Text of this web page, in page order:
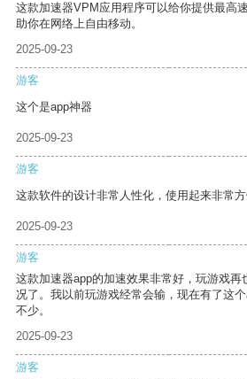
这款加速器VPM应用程序可以给你提供最高
助你在网络上自由移动。
2025-09-23
游客
这个是app神器
2025-09-23
游客
这款软件的设计非常人性化，使用起来非常方
2025-09-23
游客
这款加速器app的加速效果非常好，玩游戏
况了。我以前玩游戏经常会输，现在有了这
不少。
2025-09-23
游客